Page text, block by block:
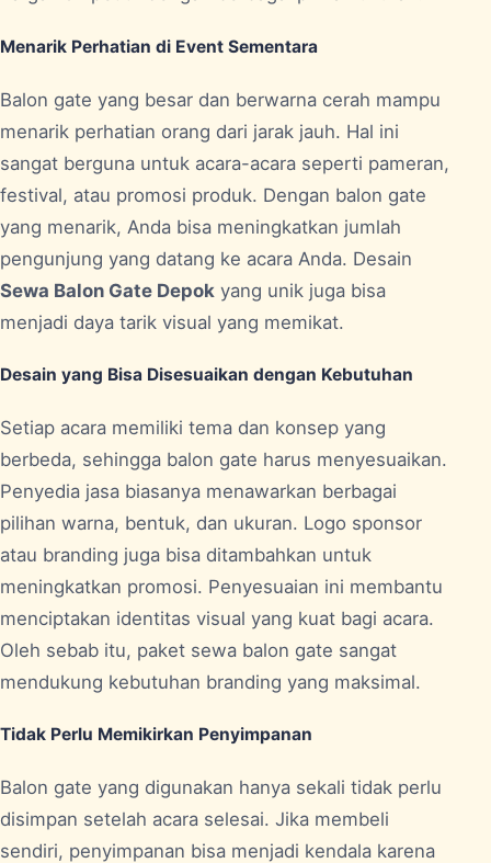
Menarik Perhatian di Event Sementara
Balon gate yang besar dan berwarna cerah mampu
menarik perhatian orang dari jarak jauh. Hal ini
sangat berguna untuk acara-acara seperti pameran,
festival, atau promosi produk. Dengan balon gate
yang menarik, Anda bisa meningkatkan jumlah
pengunjung yang datang ke acara Anda. Desain
Sewa Balon Gate Depok yang unik juga bisa
menjadi daya tarik visual yang memikat.
Desain yang Bisa Disesuaikan dengan Kebutuhan
Setiap acara memiliki tema dan konsep yang
berbeda, sehingga balon gate harus menyesuaikan.
Penyedia jasa biasanya menawarkan berbagai
pilihan warna, bentuk, dan ukuran. Logo sponsor
atau branding juga bisa ditambahkan untuk
meningkatkan promosi. Penyesuaian ini membantu
menciptakan identitas visual yang kuat bagi acara.
Oleh sebab itu, paket sewa balon gate sangat
mendukung kebutuhan branding yang maksimal.
Tidak Perlu Memikirkan Penyimpanan
Balon gate yang digunakan hanya sekali tidak perlu
disimpan setelah acara selesai. Jika membeli
sendiri, penyimpanan bisa menjadi kendala karena